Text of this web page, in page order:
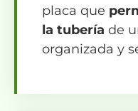
placa que
la tubería de
organizada y